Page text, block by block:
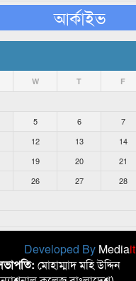
আর্কাইভ
W T F
5 6 7
12 13 14
19 20 21
26 27 28
Developed By Mediait
মোহাম্মাদ মহি উদ্দিন